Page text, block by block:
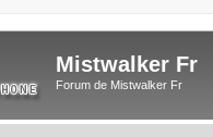
Mistwalker Fr
Forum de Mistwalker Fr